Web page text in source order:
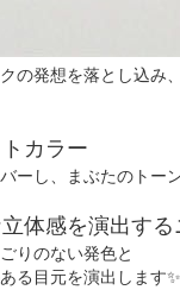
の発想を落とし込み
カラー
ーし、まぶたのトー
体感を演出する
りのない発色と
る目元を演出します✨